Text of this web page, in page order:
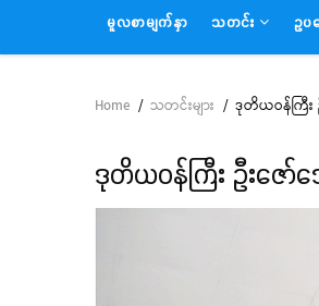
MAIN
NAVIGATION
မူလစာမျက်နှာ သတင်း ဥပဒ
Breadcrumb
Home / သတင်းများ / ဒုတိယဝန်ကြီး
ဒုတိယဝန်ကြီး ဦးဇော်